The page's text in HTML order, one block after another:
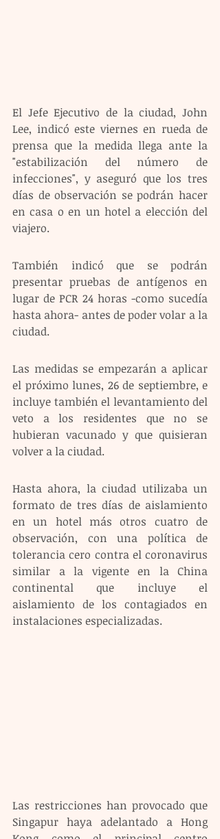
El Jefe Ejecutivo de la ciudad, John
Lee, indicó este viernes en rueda de
prensa que la medida llega ante la
"estabilización del número de
infecciones", y aseguró que los tres
días de observación se podrán hacer
en casa o en un hotel a elección del
viajero.
También indicó que se podrán
presentar pruebas de antígenos en
lugar de PCR 24 horas -como sucedía
hasta ahora- antes de poder volar a la
ciudad.
Las medidas se empezarán a aplicar
el próximo lunes, 26 de septiembre, e
incluye también el levantamiento del
veto a los residentes que no se
hubieran vacunado y que quisieran
volver a la ciudad.
Hasta ahora, la ciudad utilizaba un
formato de tres días de aislamiento
en un hotel más otros cuatro de
observación, con una política de
tolerancia cero contra el coronavirus
similar a la vigente en la China
continental que incluye el
aislamiento de los contagiados en
instalaciones especializadas.
Las restricciones han provocado que
Singapur haya adelantado a Hong